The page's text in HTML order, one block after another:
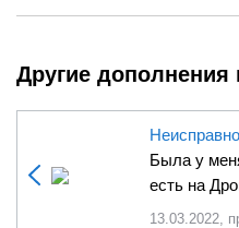
Другие дополнения
Была у
есть на
13.03.2022,